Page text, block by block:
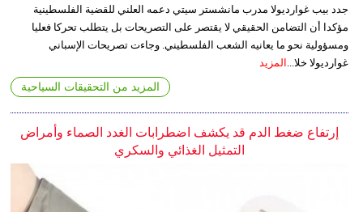
جدد بيب غوارديولا مدرب مانشستر سيتي دعمه العلني للقضية الفلسطينية
مؤكدا أن التضامن الحقيقي لا يقتصر على التصريحات بل يتطلب تحركا فعليا
ومسؤولية نحو ما يعانيه الشعب الفلسطيني. وجاءت تصريحات الإسباني
غوارديولا خلا... المزيد
المزيد من التحقيقات السياحية
إرتفاع ضغط الدم قد يكشف اضطرابات الغدد الصماء وأمراض
التمثيل الغذائي والسكري